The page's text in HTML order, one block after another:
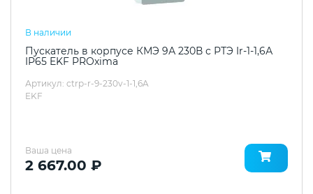
В наличии
Пускатель в корпусе КМЭ 9А 230В с РТЭ Ir-1-1,6А
IP65 EKF PROxima
Артикул: ctrp-r-9-230v-1-1,6A
EKF
Ваша цена
2 667.00 ₽